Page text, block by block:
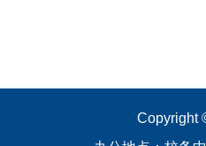
Copyright